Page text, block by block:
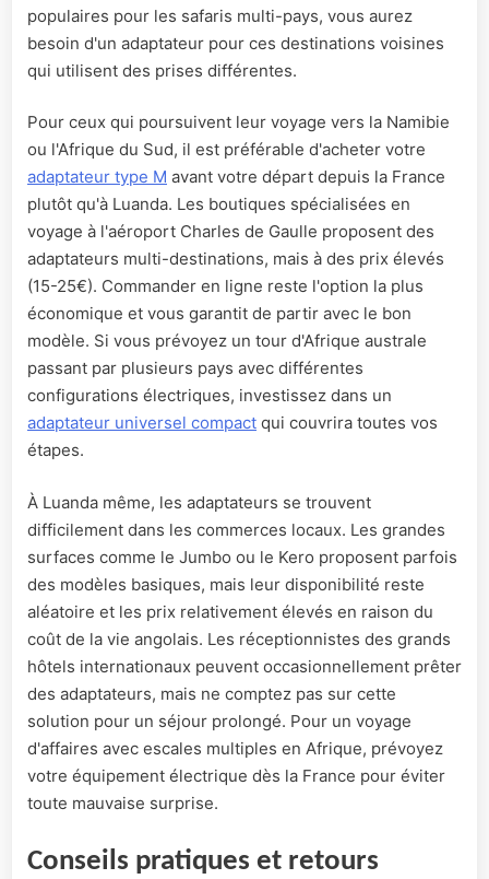
populaires pour les safaris multi-pays, vous aurez
besoin d'un adaptateur pour ces destinations voisines
qui utilisent des prises différentes.
Pour ceux qui poursuivent leur voyage vers la Namibie
ou l'Afrique du Sud, il est préférable d'acheter votre
adaptateur type M avant votre départ depuis la France
plutôt qu'à Luanda. Les boutiques spécialisées en
voyage à l'aéroport Charles de Gaulle proposent des
adaptateurs multi-destinations, mais à des prix élevés
(15-25€). Commander en ligne reste l'option la plus
économique et vous garantit de partir avec le bon
modèle. Si vous prévoyez un tour d'Afrique australe
passant par plusieurs pays avec différentes
configurations électriques, investissez dans un
adaptateur universel compact qui couvrira toutes vos
étapes.
À Luanda même, les adaptateurs se trouvent
difficilement dans les commerces locaux. Les grandes
surfaces comme le Jumbo ou le Kero proposent parfois
des modèles basiques, mais leur disponibilité reste
aléatoire et les prix relativement élevés en raison du
coût de la vie angolais. Les réceptionnistes des grands
hôtels internationaux peuvent occasionnellement prêter
des adaptateurs, mais ne comptez pas sur cette
solution pour un séjour prolongé. Pour un voyage
d'affaires avec escales multiples en Afrique, prévoyez
votre équipement électrique dès la France pour éviter
toute mauvaise surprise.
Conseils pratiques et retours